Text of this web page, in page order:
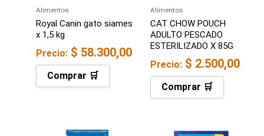
Alimentos
Royal Canin gato siames
x 1,5 kg
Precio: $ 58.300,00
Comprar 🛒
Alimentos
CAT CHOW POUCH
ADULTO PESCADO
ESTERILIZADO X 85G
Precio: $ 2.500,00
Comprar 🛒